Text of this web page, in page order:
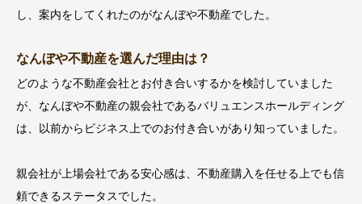
し、案内をしてくれたのがなんぼや不動産でした。
なんぼや不動産を選んだ理由は？
どのような不動産会社とお付き合いするかを検討していました
が、なんぼや不動産の親会社であるバリュエンスホールディング
は、以前からビジネス上でのお付き合いがあり知っていました。
親会社が上場会社である安心感は、不動産購入を任せる上でも信
頼できるステータスでした。